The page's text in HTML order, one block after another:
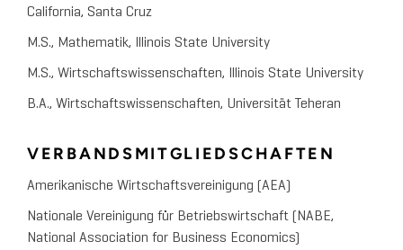
California, Santa Cruz
M.S., Mathematik, Illinois State University
M.S., Wirtschaftswissenschaften, Illinois State University
B.A., Wirtschaftswissenschaften, Universität Teheran
VERBANDSMITGLIEDSCHAFTEN
Amerikanische Wirtschaftsvereinigung (AEA)
Nationale Vereinigung für Betriebswirtschaft (NABE,
National Association for Business Economics)